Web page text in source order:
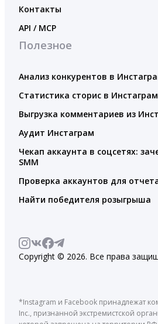
Контакты
API / MCP
Полезное
Анализ конкурентов в
Статистика сторис в Инстаграм
Выгрузка комментариев из
Аудит Инстаграм
Чекап аккаунта в соцсетях:
SMM
Проверка аккаунтов для
Найти победителя розыгрыша
Copyright © 2026. Все права
*Instagram и Facebook принадлежат
Inc., признанной экстремистской